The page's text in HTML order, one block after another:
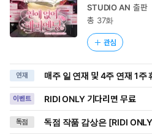
STUDIO AN 출판
총 37화
관심
연재 매주 일 연재 및 4주 연재 1주
이벤트 RIDI ONLY 기다리면 무료
독점 독점 작품 감상은 [RIDI